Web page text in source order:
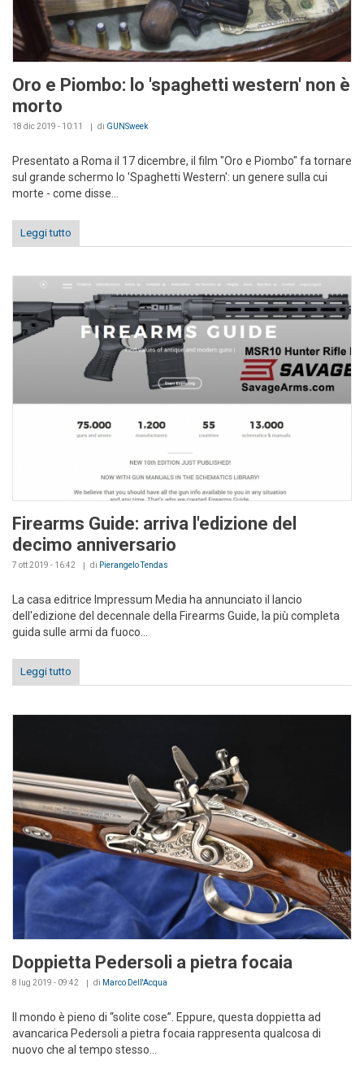
Oro e Piombo: lo 'spaghetti western' non è
morto
18 dic 2019 - 10:11 di GUNSweek
Presentato a Roma il 17 dicembre, il film "Oro e Piombo" fa tornare
sul grande schermo lo 'Spaghetti Western': un genere sulla cui
morte - come disse...
Leggi tutto
Firearms Guide: arriva l'edizione del
decimo anniversario
7 ott 2019 - 16:42 di Pierangelo Tendas
La casa editrice Impressum Media ha annunciato il lancio
dell'edizione del decennale della Firearms Guide, la più completa
guida sulle armi da fuoco...
Leggi tutto
Doppietta Pedersoli a pietra focaia
8 lug 2019 - 09:42 di Marco Dell'Acqua
Il mondo è pieno di “solite cose”. Eppure, questa doppietta ad
avancarica Pedersoli a pietra focaia rappresenta qualcosa di
nuovo che al tempo stesso...